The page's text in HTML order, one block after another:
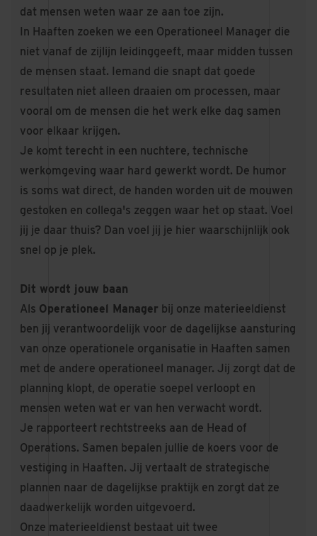
dat mensen weten waar ze aan toe zijn.
In Haaften zoeken we een Operationeel Manager die
niet vanaf de zijlijn leidinggeeft, maar midden tussen
de mensen staat. Iemand die snapt dat goede
resultaten niet alleen draaien om processen, maar
vooral om de mensen die het werk elke dag samen
voor elkaar krijgen.
Je komt terecht in een nuchtere, technische
werkomgeving waar hard gewerkt wordt. De humor
is soms wat direct, de handen worden uit de mouwen
gestoken en collega's zeggen waar het op staat. Voel
jij je daar thuis? Dan voel jij je hier waarschijnlijk ook
snel op je plek.
Dit wordt jouw baan
Als Operationeel Manager bij onze materieeldienst
ben jij verantwoordelijk voor de dagelijkse aansturing
van onze operationele organisatie in Haaften samen
met de andere operationeel manager. Jij zorgt dat de
planning klopt, de operatie soepel verloopt en
mensen weten wat er van hen verwacht wordt.
Je rapporteert rechtstreeks aan de Head of
Operations. Samen bepalen jullie de koers voor de
vestiging in Haaften. Jij vertaalt de strategische
plannen naar de dagelijkse praktijk en zorgt dat ze
daadwerkelijk worden uitgevoerd.
Onze materieeldienst bestaat uit twee